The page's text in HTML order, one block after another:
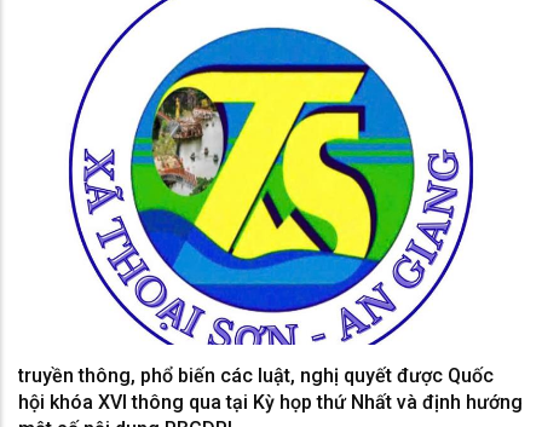
truyền thông, phổ biến các luật, nghị quyết được Quốc
hội khóa XVI thông qua tại Kỳ họp thứ Nhất và định hướng